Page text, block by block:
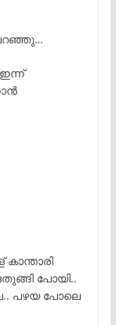
പോയി..
പഴയ പോലെ